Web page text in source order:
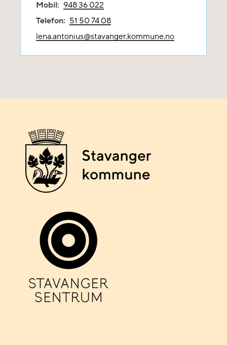
Mobil: 948 36 022
Telefon: 51 50 74 08
lena.antonius@stavanger.kommune.no